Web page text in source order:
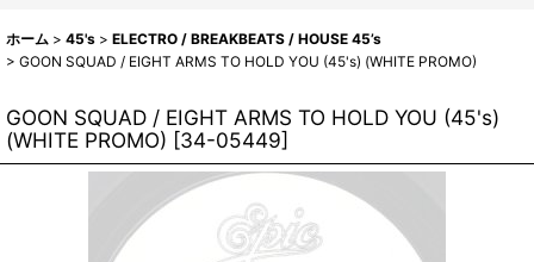
ホーム > 45's > ELECTRO / BREAKBEATS / HOUSE 45’s
> GOON SQUAD / EIGHT ARMS TO HOLD YOU (45's) (WHITE PROMO)
GOON SQUAD / EIGHT ARMS TO HOLD YOU (45's)
(WHITE PROMO) [34-05449]